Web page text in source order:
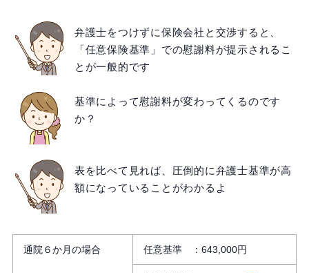
弁護士をつけずに保険会社と交渉すると、
「任意保険基準」での慰謝料が提示されるこ
とが一般的です
基準によって慰謝料が変わってくるのです
か？
表を比べて見れば、圧倒的に弁護士基準が高
額になっていることがわかるよ
通院６か月の場合 任意基準 ：643,000円